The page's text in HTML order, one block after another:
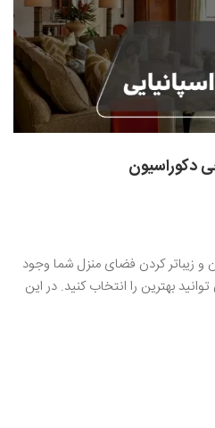
دکوراسیون
زیباتر کردن فضای منزل شما وجود
بهترین را انتخاب کنید. در این